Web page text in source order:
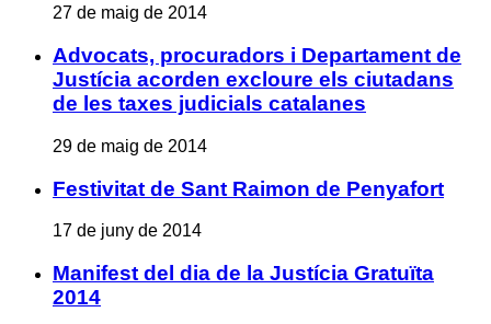
27 de maig de 2014
Advocats, procuradors i Departament de
Justícia acorden excloure els ciutadans
de les taxes judicials catalanes
29 de maig de 2014
Festivitat de Sant Raimon de Penyafort
17 de juny de 2014
Manifest del dia de la Justícia Gratuïta
2014